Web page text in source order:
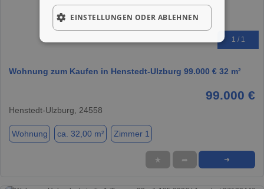
1 / 1
Wohnung zum Kaufen in Henstedt-Ulzburg 99.000 € 32 m²
99.000 €
Henstedt-Ulzburg, 24558
Wohnung ca. 32,00 m² Zimmer 1
★ ➦ ➜
EINSTELLUNGEN ODER ABLEHNEN